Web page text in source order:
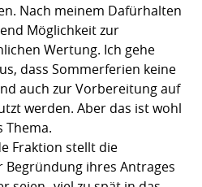
Nach meinem Dafürhalten
Möglichkeit zur
Wertung. Ich gehe
dass Sommerferien keine
auch zur Vorbereitung auf
werden. Aber das ist wohl
Thema.
Fraktion stellt die
ihres Antrages